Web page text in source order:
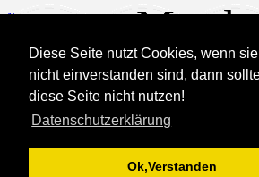
Diese Seite nutzt Cookies, wenn
nicht einverstanden sind, dann
diese Seite nicht nutzen!
Datenschutzerklärung
Ok,Verstanden
News